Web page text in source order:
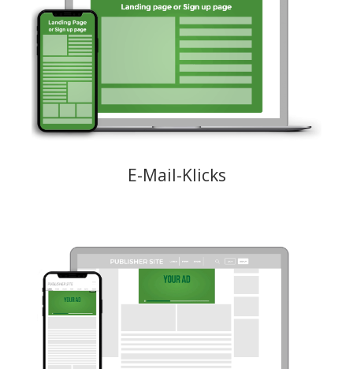
An den Endbenutzer wird eine E-Mail gesendet, die einen Call to
Action Aufruf (Link für Werbetreibende) enthält, der den User zur
Zielseite oder zum Anmeldeformular des Werbetreibenden
Creative: URL der Zielseite des Werbetreibenden
Preismodell: CPC
E-Mail-Klicks
Die Werbenzeige wird dem User während des scrollings durch die
Publisher Seite angezeit. Sie wird angezeigt und stummgeschaltet,
sobald 50% der Anzeigenzone für den Endbenutzer sichtbar sind.
Wenn der User einen Bildlauf durchführt, wird die Videoanzeige
zurückkehrt, in dem sich die Outstream-Anzeige befindet.
Creative: MP4, maximales Gewicht 50 MB